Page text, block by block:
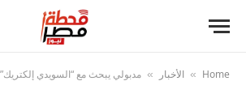
Home
» الأخبار » مدبولي يبحث مع “السويدي إلكتريك” التوسع في صناعة